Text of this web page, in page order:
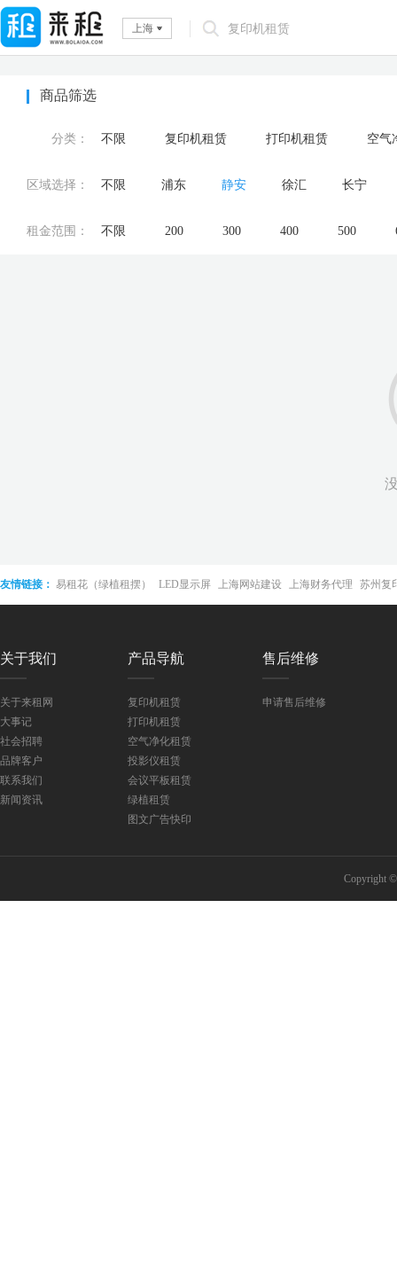
上海
商品筛选
分类： 不限 复印机租赁 打印机租赁 空气
区域选择： 不限 浦东 静安 徐汇 长宁
租金范围： 不限 200 300 400 500
友情链接： 易租花（绿植租摆） LED显示屏 上海网站建设 上海财务代理
苏州复
接屏
关于我们
关于来租网
大事记
社会招聘
品牌客户
联系我们
新闻资讯
产品导航
复印机租赁
打印机租赁
空气净化租赁
投影仪租赁
会议平板租赁
绿植租赁
图文广告快印
售后维修
申请售后维修
Copyright